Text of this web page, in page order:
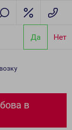
Да Нет
в